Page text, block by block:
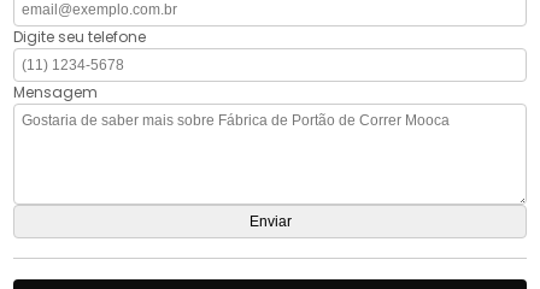
Digite seu telefone
Mensagem